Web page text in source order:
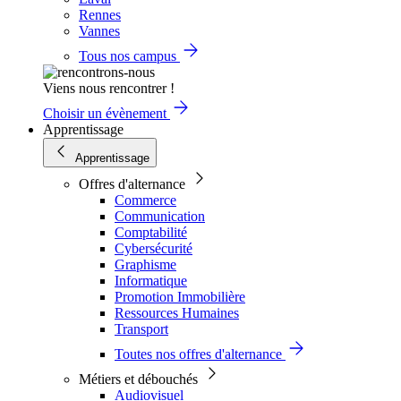
Rennes
Vannes
Tous nos campus
Viens nous rencontrer !
Choisir un évènement
Apprentissage
Apprentissage
Offres d'alternance
Commerce
Communication
Comptabilité
Cybersécurité
Graphisme
Informatique
Promotion Immobilière
Ressources Humaines
Transport
Toutes nos offres d'alternance
Métiers et débouchés
Audiovisuel